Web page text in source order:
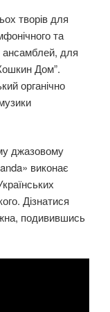
творів для
та
ансамблей, для
Дом”.
органічно
джазовому
виконає
Дізнатися
подивившись